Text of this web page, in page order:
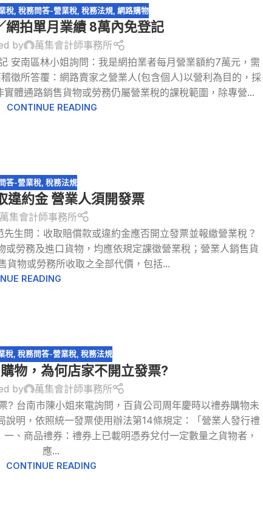
稅 ,稅務問答-營業稅 ,稅務法規 ,網路購物
網拍單月業績 8萬內免登記
by
萬集會計師事務所
安南區林小姐詢問：我是網拍業者每月營業額約7萬元，需
徵所答覆：網路賣家之營業人(包含個人)以營利為目的，採
體通路銷售貨物或勞務仍屬營業稅的課稅範圍，除專營...
CONTINUE READING
答-營業稅 ,稅務法規
約金 營業人須開發票
集會計師事務所
生問：收取賠償款或違約金應否開立發票並報繳營業稅？
勞務及進口貨物，均應依規定課徵營業稅；營業人銷售貨
貨物或勞務所收取之全部代價，包括...
READING
稅,稅務問答-營業稅,稅務法規
物，為何店家不開立發票?
by
萬集會計師事務所
? 台南市陳小姐來電詢問，百貨公司周年慶時以禮券購物未
說明，依照統一發票使用辦法第14條規定：「營業人發行禮
、商品禮券：禮券上已載明憑券兌付一定數量之貨物者，
應...
CONTINUE READING